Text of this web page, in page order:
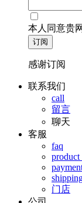
本人同意贵
订阅
感谢订阅
联系我们
call
留言
聊天
客服
faq
门店